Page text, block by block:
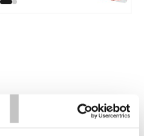
den gewünschten